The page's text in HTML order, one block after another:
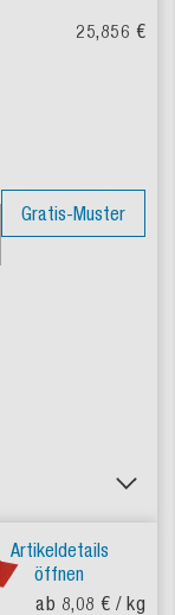
25,856 €
Gratis-Muster
Artikeldetails
öffnen
ab 8,08 € / kg